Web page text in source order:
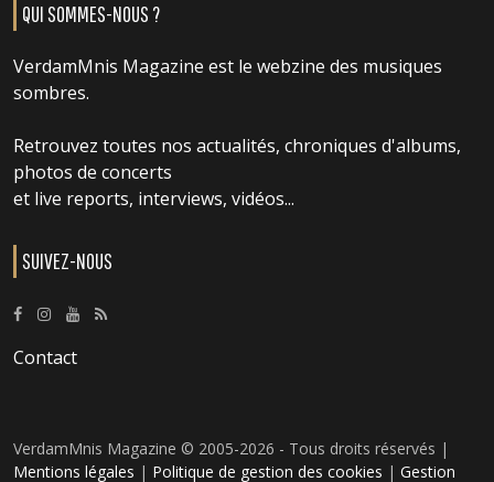
QUI SOMMES-NOUS ?
VerdamMnis Magazine est le webzine des musiques
sombres.
Retrouvez toutes nos actualités, chroniques d'albums,
photos de concerts
et live reports, interviews, vidéos...
SUIVEZ-NOUS
Contact
VerdamMnis Magazine © 2005-2026 - Tous droits réservés |
Mentions légales | Politique de gestion des cookies | Gestion